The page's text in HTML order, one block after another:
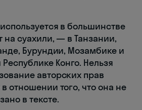
в большинстве
на суахили, — в Танзании,
Бурундии, Мозамбике и
Конго. Нельзя
авторских прав
отношении того, что она не
в тексте.